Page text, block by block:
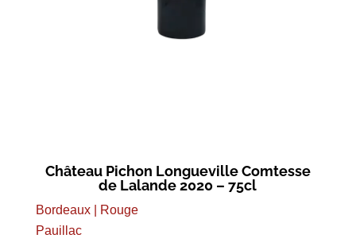
Château Pichon Longueville Comtesse
de Lalande 2020 – 75cl
Bordeaux | Rouge
Pauillac